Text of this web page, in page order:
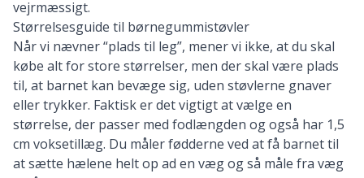
vejrmæssigt.
Størrelsesguide til børnegummistøvler
Når vi nævner “plads til leg”, mener vi ikke, at du skal
købe alt for store størrelser, men der skal være plads
til, at barnet kan bevæge sig, uden støvlerne gnaver
eller trykker. Faktisk er det vigtigt at vælge en
størrelse, der passer med fodlængden og også har 1,5
cm voksetillæg. Du måler fødderne ved at få barnet til
at sætte hælene helt op ad en væg og så måle fra væg